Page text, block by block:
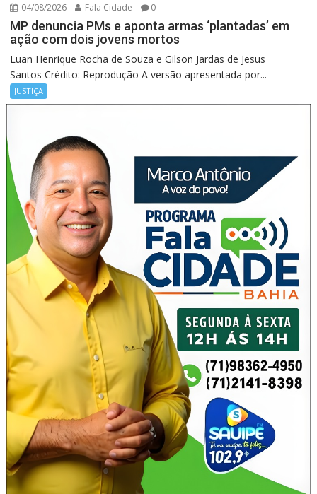
04/08/2026 Fala Cidade 0
MP denuncia PMs e aponta armas ‘plantadas’ em
ação com dois jovens mortos
Luan Henrique Rocha de Souza e Gilson Jardas de Jesus
Santos Crédito: Reprodução A versão apresentada por...
JUSTIÇA